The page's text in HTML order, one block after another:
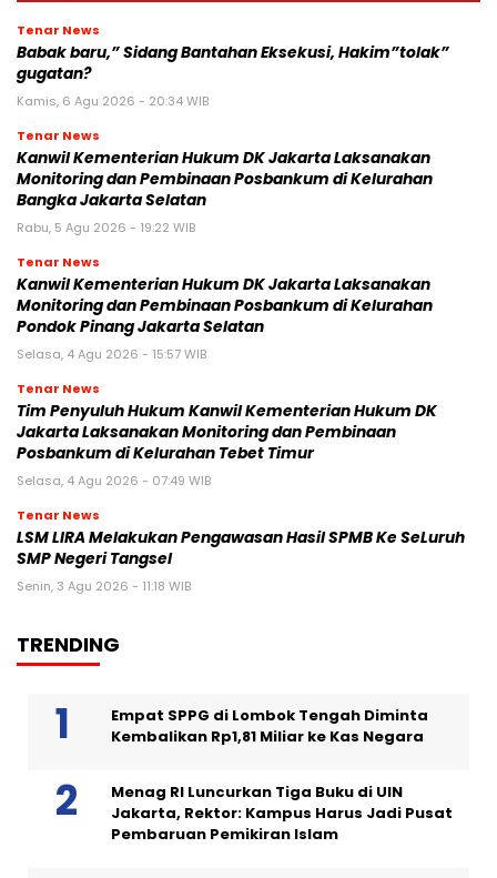
Tenar News
Babak baru,” Sidang Bantahan Eksekusi, Hakim”tolak”
gugatan?
Kamis, 6 Agu 2026 - 20:34 WIB
Tenar News
Kanwil Kementerian Hukum DK Jakarta Laksanakan
Monitoring dan Pembinaan Posbankum di Kelurahan
Bangka Jakarta Selatan
Rabu, 5 Agu 2026 - 19:22 WIB
Tenar News
Kanwil Kementerian Hukum DK Jakarta Laksanakan
Monitoring dan Pembinaan Posbankum di Kelurahan
Pondok Pinang Jakarta Selatan
Selasa, 4 Agu 2026 - 15:57 WIB
Tenar News
Tim Penyuluh Hukum Kanwil Kementerian Hukum DK
Jakarta Laksanakan Monitoring dan Pembinaan
Posbankum di Kelurahan Tebet Timur
Selasa, 4 Agu 2026 - 07:49 WIB
Tenar News
LSM LIRA Melakukan Pengawasan Hasil SPMB Ke SeLuruh
SMP Negeri Tangsel
Senin, 3 Agu 2026 - 11:18 WIB
TRENDING
Empat SPPG di Lombok Tengah Diminta
Kembalikan Rp1,81 Miliar ke Kas Negara
Menag RI Luncurkan Tiga Buku di UIN
Jakarta, Rektor: Kampus Harus Jadi Pusat
Pembaruan Pemikiran Islam